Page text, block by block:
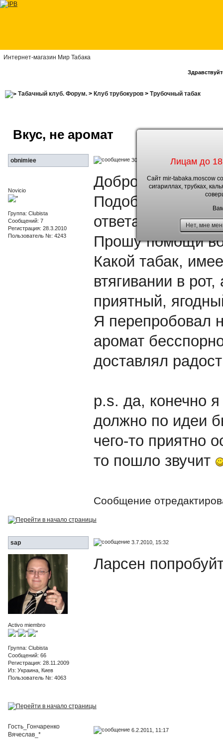
Интернет-магазин Мир Табака
Лицам до
Сайт mir-tabaka.moscow
сигариллах, трубках,
Нет, мне
Табачный клуб. Форум.> Клуб трубокуров> Трубочный табак
Вкус, не аромат
obnimiee 30.6.2010, 23:29
Novicio
Группа: Clubista
Сообщений: 7
Регистрация: 28.3.2010
Пользователь №: 4243
Доброго времени
Подобный тем,
ответа не нашел.
Прошу помощи
Какой табак,
втягивании в
приятный,
Я перепробовал
аромат
доставлял
p.s. да, конечно
должно по идеи
чего-то приятно
то пошло звучит
Сообщение
sap 3.7.2010, 15:32
Activo miembro
Группа: Clubista
Сообщений: 66
Регистрация: 28.11.2009
Из: Украина, Киев
Пользователь №: 4063
Ларсен
Гость_Гончаренко
Вячеслав_*
6.2.2011, 11:17